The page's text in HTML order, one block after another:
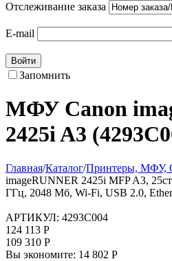
Отслеживание заказа
E-mail
Войти
Запомнить
МФУ Canon
2425i A3
Главная/Каталог/Принтеры, МФУ,
imageRUNNER 2425i MFP A3,
ГГц, 2048 Мб, Wi-Fi, USB 2.0,
АРТИКУЛ: 4293C004
124 113 Р
109 310 Р
Вы экономите: 14 802 Р